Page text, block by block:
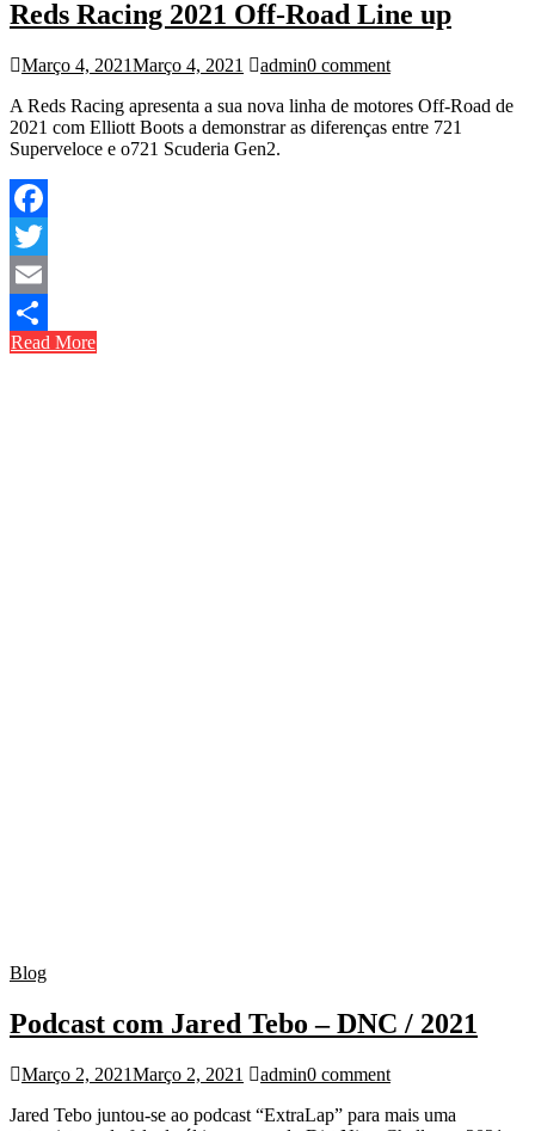
Reds Racing 2021 Off-Road Line up
Março 4, 2021Março 4, 2021 admin0 comment
A Reds Racing apresenta a sua nova linha de motores Off-Road de
2021 com Elliott Boots a demonstrar as diferenças entre 721
Superveloce e o721 Scuderia Gen2.
Facebook
Twitter
Email
Share
Read More
Blog
Podcast com Jared Tebo – DNC / 2021
Março 2, 2021Março 2, 2021 admin0 comment
Jared Tebo juntou-se ao podcast “ExtraLap” para mais uma